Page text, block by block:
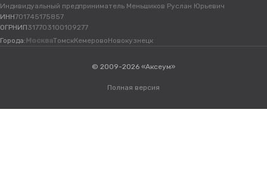
Индивидуальный предприниматель Меньшиков Руслан Юрьевич
ИНН701745175857
ОГРНИП317703100109277
Города: МоскваТомскКемеровоНовокузнецк
© 2009-2026 «Аксеум»
Полная версия